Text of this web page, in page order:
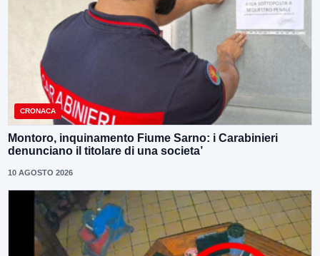
CRONACA
Montoro, inquinamento Fiume Sarno: i Carabinieri
denunciano il titolare di una societa’
10 AGOSTO 2026